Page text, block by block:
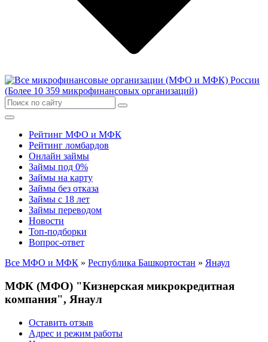
Рейтинг МФО и МФК
Рейтинг ломбардов
Онлайн займы
Займы под 0%
Займы на карту
Займы без отказа
Займы с 18 лет
Займы переводом
Новости
Топ-подборки
Вопрос-ответ
Все МФО и МФК » Республика Башкортостан » Янаул
МФК (МФО) "Кизнерская микрокредитная
компания", Янаул
Оставить отзыв
Адрес и режим работы